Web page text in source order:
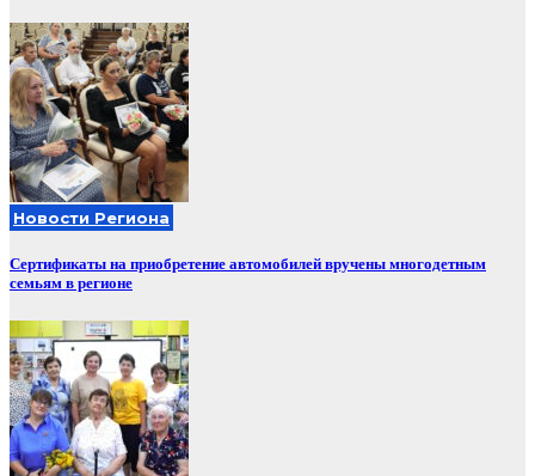
Новости Региона
Сертификаты на приобретение автомобилей вручены многодетным
семьям в регионе